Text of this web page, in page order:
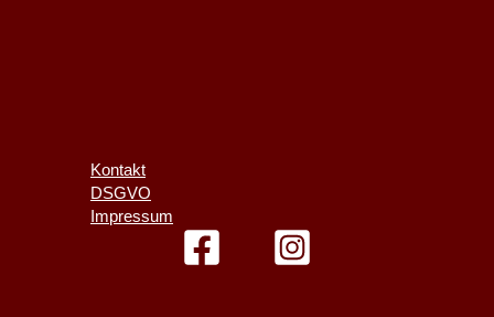
Kontakt
DSGVO
Impressum